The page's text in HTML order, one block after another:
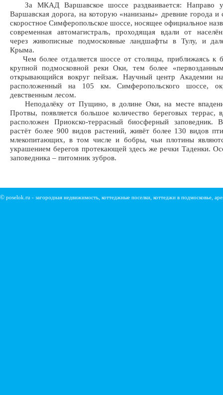
За МКАД Варшавское шоссе раздваивается: Направо
Варшавская дорога, на которую «нанизаны» древние города и
скоростное Симферопольское шоссе, носящее официальное
современная автомагистраль, проходящая вдали от
через живописные подмосковные ландшафты в Тулу, и
Крыма.
Чем более отдаляется шоссе от столицы, приближаясь к
крупной подмосковной реки Оки, тем более
открывающийся вокруг пейзаж. Научный центр Академии
расположенный на 105 км. Симферопольского шоссе,
девственным лесом.
Неподалёку от Пущино, в долине Оки, на месте
Протвы, появляется большое количество береговых террас,
расположен Приокско-террасный биосферный заповедник.
растёт более 900 видов растений, живёт более 130 видов
млекопитающих, в том числе и бобры, чьи плотины
украшением берегов протекающей здесь же речки Таденки.
заповедника – питомник зубров.
© poselok.ru - загородная недвижимость, коттеджные поселки, коттеджи в подмосковье,